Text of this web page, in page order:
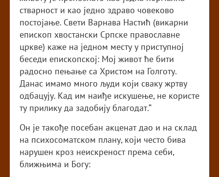
стварност и као једно здраво човеково
постојање. Свети Варнава Настић (викарни
епископ хвостански Српске православне
цркве) каже на једном месту у приступној
беседи епископској: Мој живот ће бити
радосно пењање са Христом на Голготу.
Данас имамо много људи који сваку жртву
одбацују. Кад им наиђе искушење, не користе
ту прилику да задобију благодат.“
Он је такође посебан акценат дао и на склад
на психосоматском плану, који често бива
нарушен кроз неискреност према себи,
ближњима и Богу: